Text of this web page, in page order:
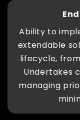
Ability to
extendable
lifecycle,
Undertakes
managing